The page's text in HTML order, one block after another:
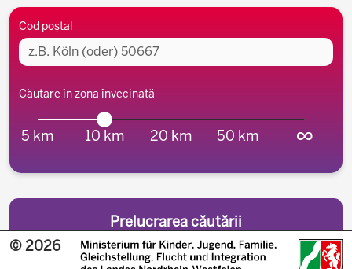
Zona învecinată
Cod poștal
Căutare în zona învecinată
5 km 10 km 20 km 50 km ∞
© 2026